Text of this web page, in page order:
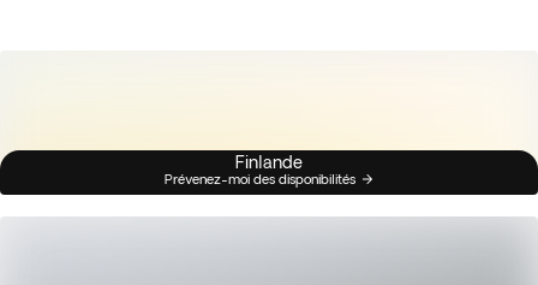
Finlande
Prévenez-moi des disponibilités